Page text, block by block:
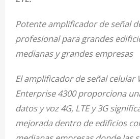
Potente amplificador de señal
profesional para grandes
medianas y grandes empresas
El amplificador de señal celular
Enterprise 4300 proporciona
datos y voz 4G, LTE y 3G
mejorada dentro de edificios